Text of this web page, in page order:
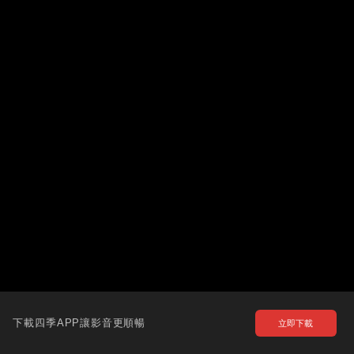
下載四季APP讓影音更順暢 立即下載